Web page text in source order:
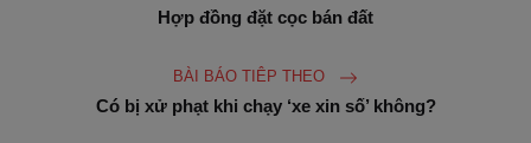
Hợp đồng đặt cọc bán đất
BÀI BÁO TIÊP THEO
Có bị xử phạt khi chạy ‘xe xin số’ không?